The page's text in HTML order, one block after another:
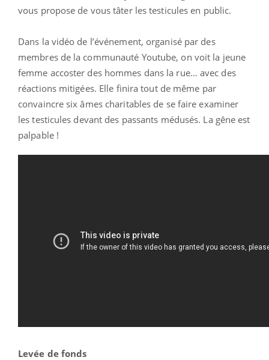
vous propose de vous tâter les testicules en public.
Dans la vidéo de l’événement, organisé par des
membres de la communauté Youtube, on voit la jeune
femme accoster des hommes dans la rue… avec des
réactions mitigées. Elle finira tout de même par
convaincre six âmes charitables de se faire examiner
les testicules devant des passants médusés. La gêne est
palpable !
Levée de fonds